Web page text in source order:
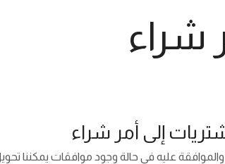
شراء
إلى أمر شراء
عليه في حالة وجود موافقات يمكننا